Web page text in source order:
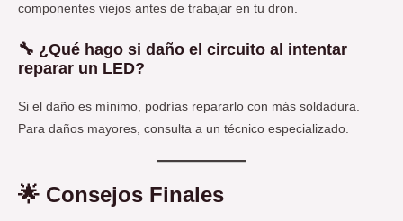
componentes viejos antes de trabajar en tu dron.
🔧 ¿Qué hago si daño el circuito al intentar
reparar un LED?
Si el daño es mínimo, podrías repararlo con más soldadura.
Para daños mayores, consulta a un técnico especializado.
🌟 Consejos Finales